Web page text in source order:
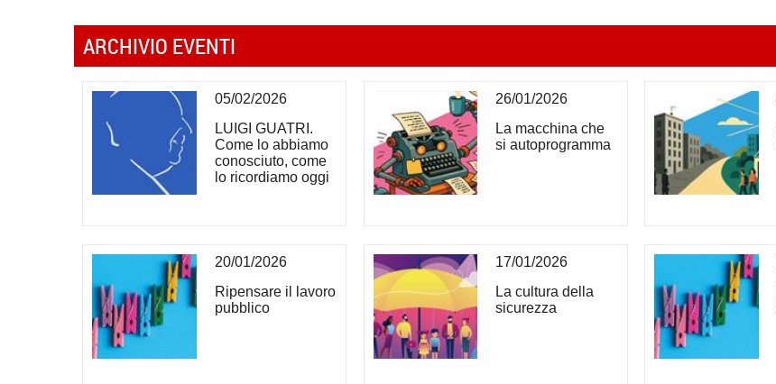
ARCHIVIO EVENTI
05/02/2026
LUIGI GUATRI.
Come lo abbiamo
conosciuto, come
lo ricordiamo oggi
26/01/2026
La macchina che
si autoprogramma
20/01/2026
Ripensare il lavoro
pubblico
17/01/2026
La cultura della
sicurezza